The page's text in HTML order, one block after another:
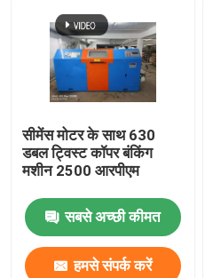
सीमेंस मोटर के साथ 630
डबल ट्विस्ट कॉपर बंकिंग
मशीन 2500 आरपीएम
सबसे अच्छी कीमत
हमसे संपर्क करें